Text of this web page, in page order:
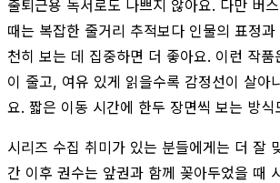
출퇴근용 독서로도 나쁘지 않아요. 다만 버
때는 복잡한 줄거리 추적보다 인물의 표정
천히 보는 데 집중하면 더 좋아요. 이런 작품
이 줄고, 여유 있게 읽을수록 감정선이 살아
요. 짧은 이동 시간에 한두 장면씩 보는 방식
시리즈 수집 취미가 있는 분들에게는 더 잘
간 이후 권수는 앞권과 함께 꽂아두었을 때